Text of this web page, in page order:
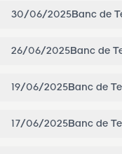
30/06/2025Banc de
26/06/2025Banc de
19/06/2025Banc de
17/06/2025Banc de